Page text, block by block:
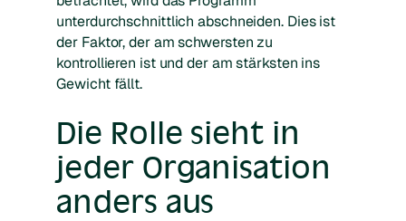
unterdurchschnittlich abschneiden. Dies ist
der Faktor, der am schwersten zu
kontrollieren ist und der am stärksten ins
Gewicht fällt.
Die Rolle sieht in
jeder Organisation
anders aus